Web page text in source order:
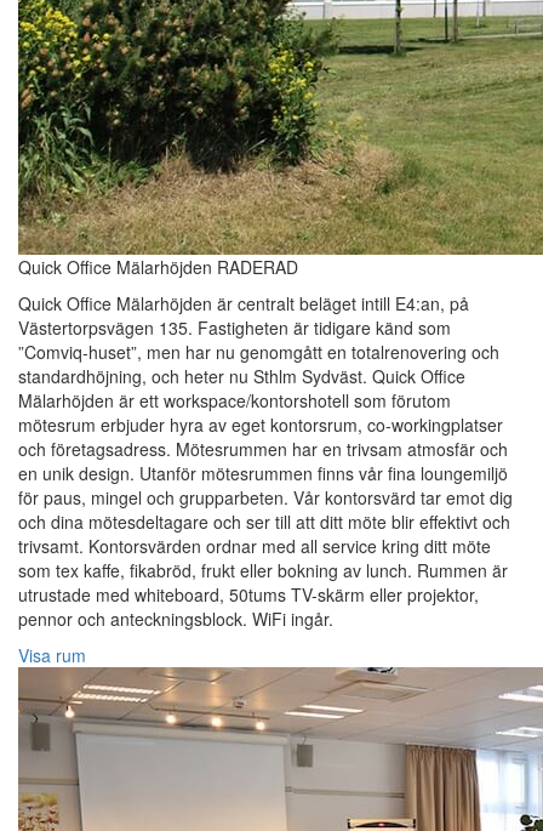
Quick Office Mälarhöjden RADERAD
Quick Office Mälarhöjden är centralt beläget intill E4:an, på
Västertorpsvägen 135. Fastigheten är tidigare känd som
”Comviq-huset”, men har nu genomgått en totalrenovering och
standardhöjning, och heter nu Sthlm Sydväst. Quick Office
Mälarhöjden är ett workspace/kontorshotell som förutom
mötesrum erbjuder hyra av eget kontorsrum, co-workingplatser
och företagsadress. Mötesrummen har en trivsam atmosfär och
en unik design. Utanför mötesrummen finns vår fina loungemiljö
för paus, mingel och grupparbeten. Vår kontorsvärd tar emot dig
och dina mötesdeltagare och ser till att ditt möte blir effektivt och
trivsamt. Kontorsvärden ordnar med all service kring ditt möte
som tex kaffe, fikabröd, frukt eller bokning av lunch. Rummen är
utrustade med whiteboard, 50tums TV-skärm eller projektor,
pennor och anteckningsblock. WiFi ingår.
Visa rum